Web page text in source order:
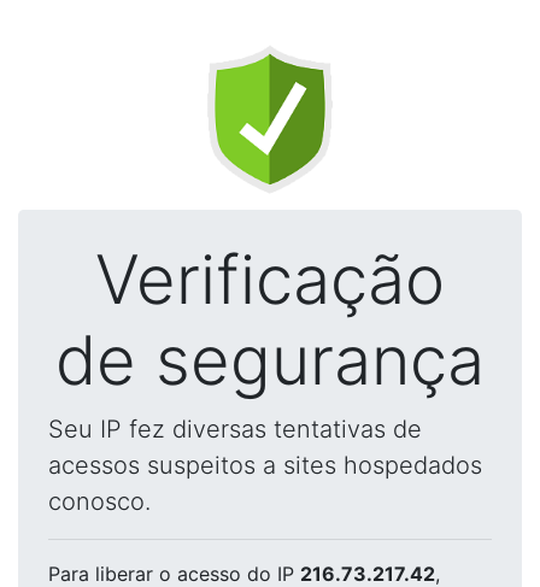
Verificação
de segurança
Seu IP fez diversas tentativas de
acessos suspeitos a sites hospedados
conosco.
Para liberar o acesso do IP 216.73.217.42,